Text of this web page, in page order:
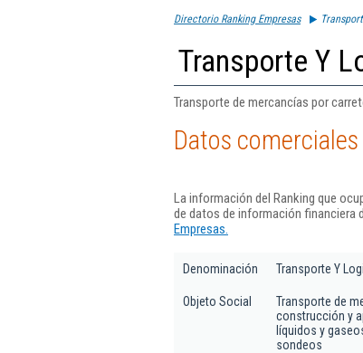
Directorio Ranking Empresas
Transporte Y
Transporte de mercancías por
Datos
La información del Ranking que
de datos de información financiera
Empresas.
Denominación Transporte Y
Objeto Social
Transporte de
construcción y
líquidos y
sondeos